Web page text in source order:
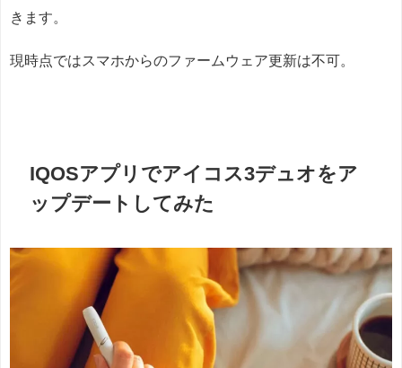
きます。
現時点ではスマホからのファームウェア更新は不可。
IQOSアプリでアイコス3デュオをア
ップデートしてみた